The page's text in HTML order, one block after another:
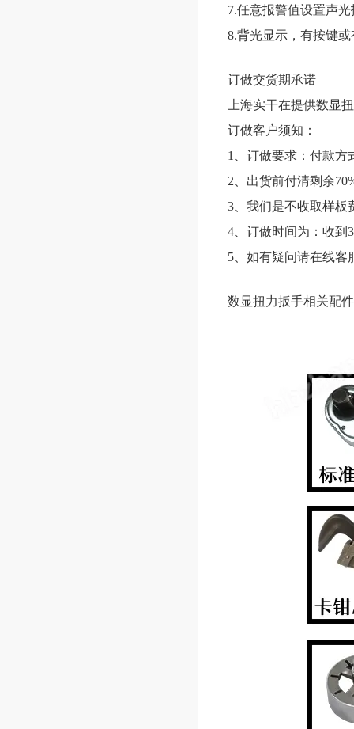
7.任意报警值设置声
8.背光显示，有按键
订做交货期承诺
上海实干在提供数显
订做客户须知：
1、订做要求：付款方
2、出货前付清剩余
3、我们是不收取样板
4、订做时间为：收到
5、如有疑问请在线客
数显扭力扳手相关配件